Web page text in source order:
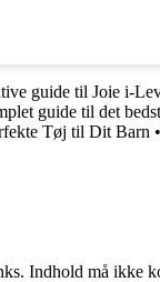
guide til Joie i-
guide til det
Tøj til Dit Barn •
Indhold må ikke